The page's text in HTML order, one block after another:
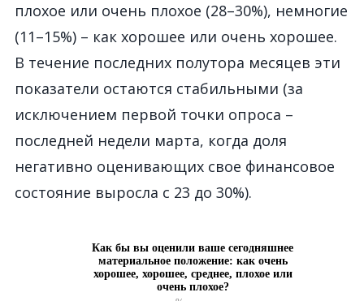
плохое или очень плохое (28–30%), немногие
(11–15%) – как хорошее или очень хорошее.
В течение последних полутора месяцев эти
показатели остаются стабильными (за
исключением первой точки опроса –
последней недели марта, когда доля
негативно оценивающих свое финансовое
состояние выросла с 23 до 30%).